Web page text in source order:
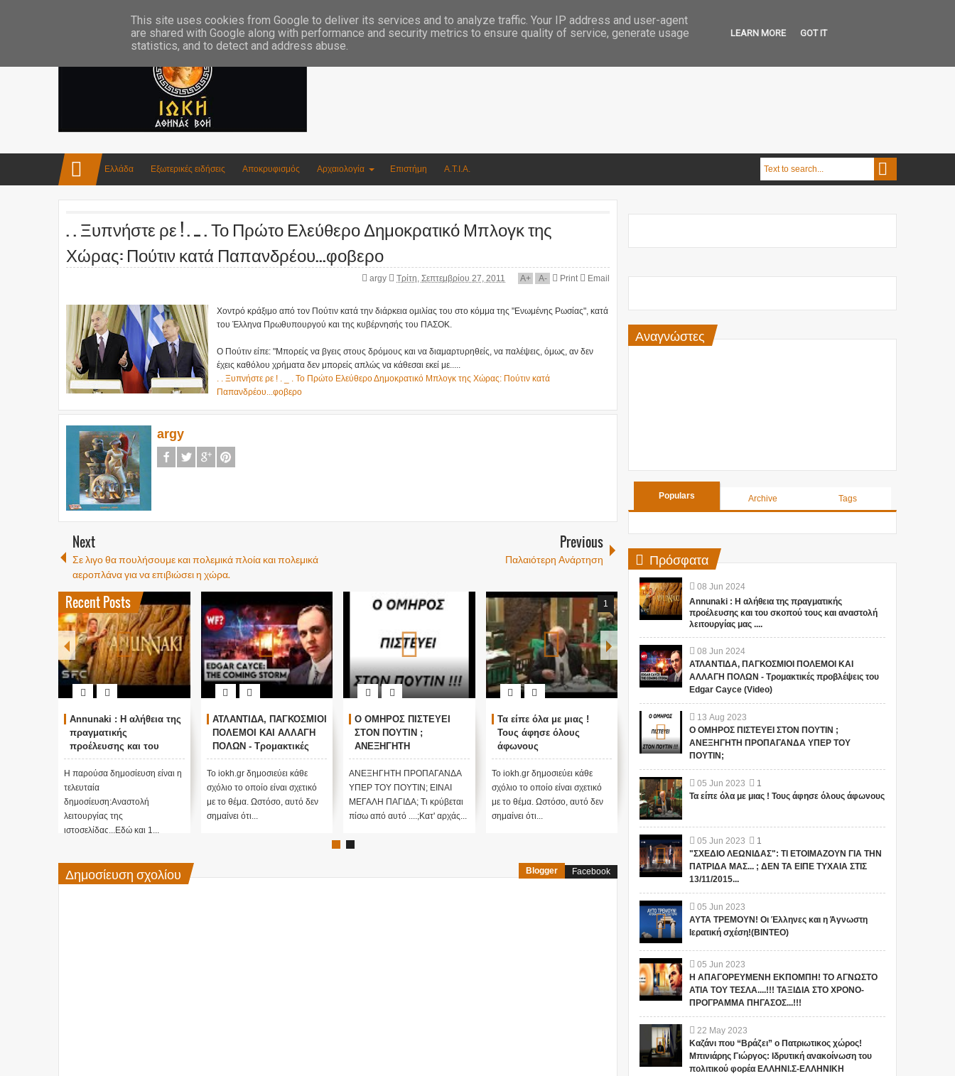
Ελλάδα Εξωτερικές ειδήσεις Αποκρυφισμός Αρχαιολογία Επιστήμη Α.Τ.Ι.Α.
. . Ξυπνήστε ρε ! . _ . Το Πρώτο Ελεύθερο Δημοκρατικό Μπλογκ της
Χώρας: Πούτιν κατά Παπανδρέου...φοβερο
argy Τρίτη, Σεπτεμβρίου 27, 2011 A+ A- Print Email
Χοντρό κράξιμο από τον Πούτιν κατά την διάρκεια ομιλίας του στο κόμμα της "Ενωμένης Ρωσίας", κατά
του Έλληνα Πρωθυπουργού και της κυβέρνησής του ΠΑΣΟΚ.
Ο Πούτιν είπε: "Μπορείς να βγεις στους δρόμους και να διαμαρτυρηθείς, να παλέψεις, όμως, αν δεν
έχεις καθόλου χρήματα δεν μπορείς απλώς να κάθεσαι εκεί με.....
. . Ξυπνήστε ρε ! . _ . Το Πρώτο Ελεύθερο Δημοκρατικό Μπλογκ της Χώρας: Πούτιν κατά
Παπανδρέου...φοβερο
argy
Next
Σε λιγο θα πουλήσουμε και πολεμικά πλοία και πολεμικά
αεροπλάνα για να επιβιώσει η χώρα.
Previous
Παλαιότερη Ανάρτηση
Recent Posts
Annunaki : Η αλήθεια της
πραγματικής
προέλευσης και του
σκοπού τους και
αναστολή λειτουργίας
μας ....
Η παρούσα δημοσίευση είναι η
τελευταία
δημοσίευση:Αναστολή
λειτουργίας της
ιστοσελίδας...Εδώ και 1...
ΑΤΛΑΝΤΙΔΑ, ΠΑΓΚΟΣΜΙΟΙ
ΠΟΛΕΜΟΙ ΚΑΙ ΑΛΛΑΓΗ
ΠΟΛΩΝ - Τρομακτικές
προβλέψεις του Edgar
Cayce (Video)
Το iokh.gr δημοσιεύει κάθε
σχόλιο το οποίο είναι σχετικό
με το θέμα. Ωστόσο, αυτό δεν
σημαίνει ότι...
Ο ΟΜΗΡΟΣ ΠΙΣΤΕΥΕΙ
ΣΤΟΝ ΠΟΥΤΙΝ ;
ΑΝΕΞΗΓΗΤΗ
ΠΡΟΠΑΓΑΝΔΑ ΥΠΕΡ ΤΟΥ
ΠΟΥΤΙΝ;
ΑΝΕΞΗΓΗΤΗ ΠΡΟΠΑΓΑΝΔΑ
ΥΠΕΡ ΤΟΥ ΠΟΥΤΙΝ; ΕΙΝΑΙ
ΜΕΓΑΛΗ ΠΑΓΙΔΑ; Τι κρύβεται
πίσω από αυτό ....;Κατ' αρχάς...
1
Τα είπε όλα με μιας !
Τους άφησε όλους
άφωνους
Το iokh.gr δημοσιεύει κάθε
σχόλιο το οποίο είναι σχετικό
με το θέμα. Ωστόσο, αυτό δεν
σημαίνει ότι...
1
"ΣΧΕΔΙΟ ΛΕΩΝΙΔΑΣ": ΤΙ
ΕΤΟΙΜΑΖΟΥΝ ΓΙΑ ΤΗΝ
ΠΑΤΡΙΔΑ ΜΑΣ... ; ΔΕΝ ΤΑ
ΕΙΠΕ ΤΥΧΑΙΑ ΣΤΙΣ
13/11/2015...
σχόλιο το οποίο είναι σχετικό
με το θέμα. Ωστόσο, αυτό δεν
σημαίνει ότι...
Έλληνες και η Άγνωστη
Ιερατική σχέση!(ΒΙΝΤΕΟ)
με το θέμα. Ωστόσο, αυτό δεν
Δημοσίευση σχολίου Blogger Facebook
Αναγνώστες
Populars Archive Tags
Πρόσφατα
08 Jun 2024
Annunaki : Η αλήθεια της πραγματικής
προέλευσης και του σκοπού τους και αναστολή
λειτουργίας μας ....
08 Jun 2024
ΑΤΛΑΝΤΙΔΑ, ΠΑΓΚΟΣΜΙΟΙ ΠΟΛΕΜΟΙ ΚΑΙ
ΑΛΛΑΓΗ ΠΟΛΩΝ - Τρομακτικές προβλέψεις του
Edgar Cayce (Video)
13 Aug 2023
Ο ΟΜΗΡΟΣ ΠΙΣΤΕΥΕΙ ΣΤΟΝ ΠΟΥΤΙΝ ;
ΑΝΕΞΗΓΗΤΗ ΠΡΟΠΑΓΑΝΔΑ ΥΠΕΡ ΤΟΥ
ΠΟΥΤΙΝ;
05 Jun 2023
1
Τα είπε όλα με μιας ! Τους άφησε όλους άφωνους
05 Jun 2023
1
"ΣΧΕΔΙΟ ΛΕΩΝΙΔΑΣ": ΤΙ ΕΤΟΙΜΑΖΟΥΝ ΓΙΑ ΤΗΝ
ΠΑΤΡΙΔΑ ΜΑΣ... ; ΔΕΝ ΤΑ ΕΙΠΕ ΤΥΧΑΙΑ ΣΤΙΣ
13/11/2015...
05 Jun 2023
ΑΥΤΑ ΤΡΕΜΟΥΝ! Οι Έλληνες και η Άγνωστη
Ιερατική σχέση!(ΒΙΝΤΕΟ)
05 Jun 2023
Η ΑΠΑΓΟΡΕΥΜΕΝΗ ΕΚΠΟΜΠΗ! ΤΟ ΑΓΝΩΣΤΟ
ΑΤΙΑ ΤΟΥ ΤΕΣΛΑ....!!! ΤΑΞΙΔΙΑ ΣΤΟ ΧΡΟΝΟ-
ΠΡΟΓΡΑΜΜΑ ΠΗΓΑΣΟΣ...!!!
22 May 2023
Καζάνι που “Βράζει” ο Πατριωτικος χώρος!
Μπινιάρης Γιώργος: Ιδρυτική ανακοίνωση του
πολιτικού φορέα ΕΛΛΗΝΙ.Σ-ΕΛΛΗΝΙΚΗ
This site uses cookies from Google to deliver its services and to analyze traffic. Your IP address and user-agent
are shared with Google along with performance and security metrics to ensure quality of service, generate usage
statistics, and to detect and address abuse.
LEARN MORE GOT IT